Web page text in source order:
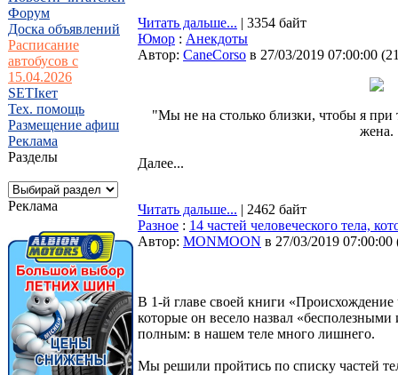
Форум
Доска объявлений
Расписание
автобусов с
15.04.2026
SETIкет
Тех. помощь
Размещение афиш
Реклама
Разделы
Реклама
Читать дальше... | 3354 байт
Юмор : Анекдоты
Автор: CaneCorso в 27/03/2019 07:00:00 (
"Мы не на столько близки, чтобы я при
жена.
Далее...
Читать дальше... | 2462 байт
Разное : 14 частей человеческого тела,
Автор: MONMOON в 27/03/2019 07:00:00
В 1-й главе своей книги «Происхождение
которые он весело назвал
полным: в нашем теле много лишнего.
Мы решили пройтись по списку частей